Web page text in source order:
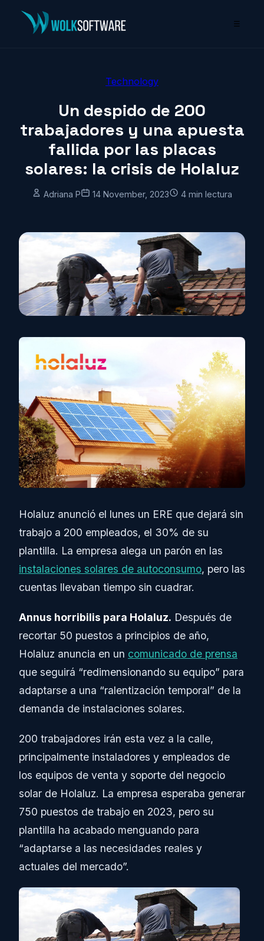
☰
Technology
Un despido de 200
trabajadores y una apuesta
fallida por las placas
solares: la crisis de Holaluz
Adriana P 14 November, 2023 4 min lectura
Holaluz anunció el lunes un ERE que dejará sin
trabajo a 200 empleados, el 30% de su
plantilla. La empresa alega un parón en las
instalaciones solares de autoconsumo, pero las
cuentas llevaban tiempo sin cuadrar.
Annus horribilis para Holaluz. Después de
recortar 50 puestos a principios de año,
Holaluz anuncia en un comunicado de prensa
que seguirá “redimensionando su equipo” para
adaptarse a una “ralentización temporal” de la
demanda de instalaciones solares.
200 trabajadores irán esta vez a la calle,
principalmente instaladores y empleados de
los equipos de venta y soporte del negocio
solar de Holaluz. La empresa esperaba generar
750 puestos de trabajo en 2023, pero su
plantilla ha acabado menguando para
“adaptarse a las necesidades reales y
actuales del mercado”.